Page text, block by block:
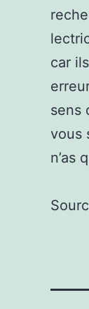
car
sens
vous
n’as